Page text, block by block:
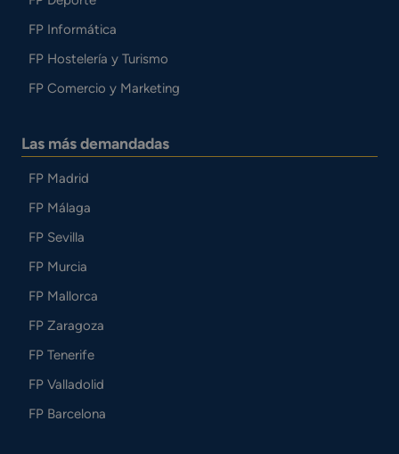
FP Informática
FP Hostelería y Turismo
FP Comercio y Marketing
Las más demandadas
FP Madrid
FP Málaga
FP Sevilla
FP Murcia
FP Mallorca
FP Zaragoza
FP Tenerife
FP Valladolid
FP Barcelona